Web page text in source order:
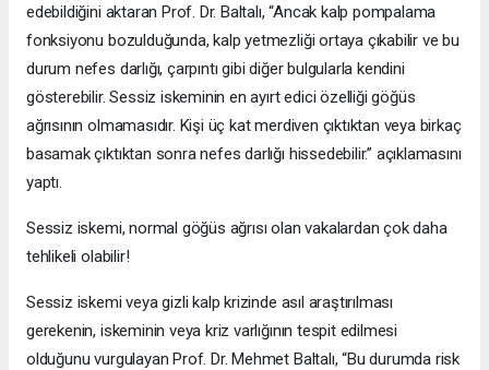
edebildiğini aktaran Prof. Dr. Baltalı, “Ancak kalp pompalama
fonksiyonu bozulduğunda, kalp yetmezliği ortaya çıkabilir ve bu
durum nefes darlığı, çarpıntı gibi diğer bulgularla kendini
gösterebilir. Sessiz iskeminin en ayırt edici özelliği göğüs
ağrısının olmamasıdır. Kişi üç kat merdiven çıktıktan veya birkaç
basamak çıktıktan sonra nefes darlığı hissedebilir.” açıklamasını
yaptı.
Sessiz iskemi, normal göğüs ağrısı olan vakalardan çok daha
tehlikeli olabilir!
Sessiz iskemi veya gizli kalp krizinde asıl araştırılması
gerekenin, iskeminin veya kriz varlığının tespit edilmesi
olduğunu vurgulayan Prof. Dr. Mehmet Baltalı, “Bu durumda risk